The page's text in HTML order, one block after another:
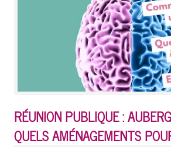
RÉUNION PUBLIQUE :
QUELS AMÉNAGEMENTS